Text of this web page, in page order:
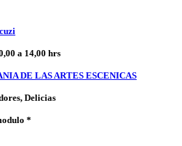
a 14,00 hrs
DE LAS ARTES ESCENICAS
Delicias
*